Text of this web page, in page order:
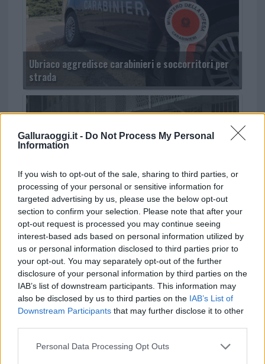
Galluraoggi.it - Do Not Process My Personal
Information
If you wish to opt-out of the sale, sharing to third parties, or
processing of your personal or sensitive information for
targeted advertising by us, please use the below opt-out
section to confirm your selection. Please note that after your
opt-out request is processed you may continue seeing
interest-based ads based on personal information utilized by
us or personal information disclosed to third parties prior to
your opt-out. You may separately opt-out of the further
disclosure of your personal information by third parties on the
IAB’s list of downstream participants. This information may
also be disclosed by us to third parties on the IAB’s List of
Downstream Participants that may further disclose it to other
Please note that this website/app uses one or more Google
Personal Data Processing Opt Outs
Ubriaco aggredisce carabinieri e soccorritori per
strada
Emergenza carceri, stanno scoppiando: le
situazioni peggiori a Tempio, Sassari e Nuoro